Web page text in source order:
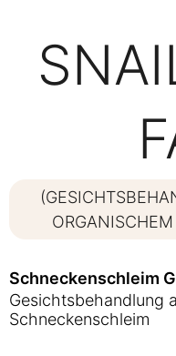
Schneckenschleim
Gesichtsbehandlung
Schneckenschleim